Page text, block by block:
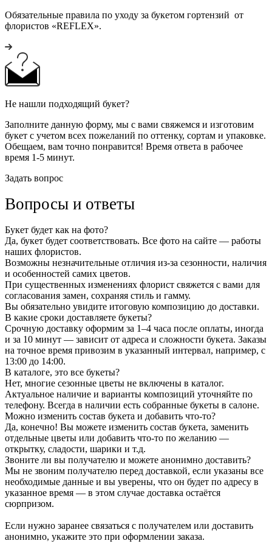
Обязательные правила по уходу за букетом гортензий от
флористов «REFLEX».
Не нашли подходящий букет?
Заполните данную форму, мы с вами свяжемся и изготовим
букет с учетом всех пожеланий по оттенку, сортам и упаковке.
Обещаем, вам точно понравится! Время ответа в рабочее
время 1-5 минут.
Задать вопрос
Вопросы и ответы
Букет будет как на фото?
Да, букет будет соответствовать. Все фото на сайте — работы
наших флористов.
Возможны незначительные отличия из-за сезонности, наличия
и особенностей самих цветов.
При существенных изменениях флорист свяжется с вами для
согласования замен, сохраняя стиль и гамму.
Вы обязательно увидите итоговую композицию до доставки.
В какие сроки доставляете букеты?
Срочную доставку оформим за 1–4 часа после оплаты, иногда
и за 10 минут — зависит от адреса и сложности букета. Заказы
на точное время привозим в указанный интервал, например, с
13:00 до 14:00.
В каталоге, это все букеты?
Нет, многие сезонные цветы не включены в каталог.
Актуальное наличие и варианты композиций уточняйте по
телефону. Всегда в наличии есть собранные букеты в салоне.
Можно изменить состав букета и добавить что-то?
Да, конечно! Вы можете изменить состав букета, заменить
отдельные цветы или добавить что-то по желанию —
открытку, сладости, шарики и т.д.
Звоните ли вы получателю и можете анонимно доставить?
Мы не звоним получателю перед доставкой, если указаны все
необходимые данные и вы уверены, что он будет по адресу в
указанное время — в этом случае доставка остаётся
сюрпризом.
Если нужно заранее связаться с получателем или доставить
анонимно, укажите это при оформлении заказа.